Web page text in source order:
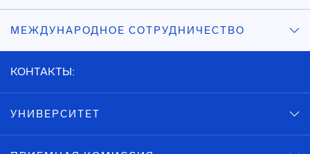
МЕЖДУНАРОДНОЕ СОТРУДНИЧЕСТВО
КОНТАКТЫ:
УНИВЕРСИТЕТ